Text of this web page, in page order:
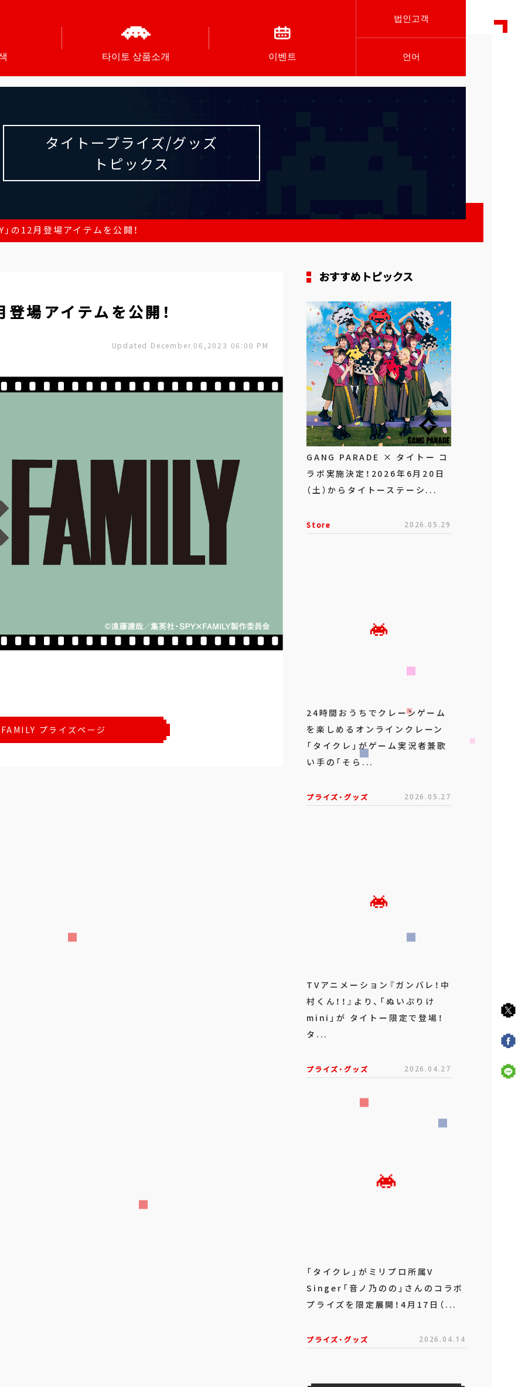
타이토 상품소개 이벤트
법인고객
언어
タイトープライズ/グッズ
トピックス
の12月登場アイテムを公開！
場アイテムを公開！
Updated December.06,2023 06:00 PM
プライズページ
おすすめトピックス
GANG PARADE × タイトー コ
ラボ実施決定！2026年6月20日
（土）からタイトーステーシ...
Store 2026.05.29
24時間おうちでクレーンゲーム
を楽しめるオンラインクレーン
「タイクレ」がゲーム実況者兼歌
い手の「そら...
プライズ・グッズ 2026.05.27
TVアニメーション『ガンバレ！中
村くん！！』より、「ぬいぷりけ
mini」が タイトー限定で登場！
タ...
プライズ・グッズ 2026.04.27
「タイクレ」がミリプロ所属V
Singer「音ノ乃のの」さんのコラボ
プライズを限定展開！4月17日（...
プライズ・グッズ 2026.04.14